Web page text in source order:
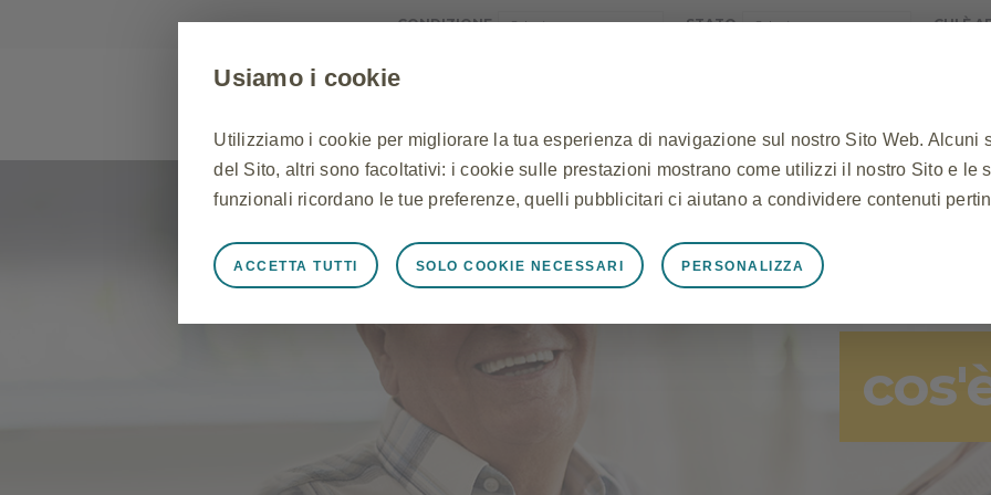
CONDIZIONE STATO CHI È
ASMA EGPA
Usiamo i cookie
Utilizziamo i cookie per migliorare la tua esperienza di navigazione sul nostro Sito Web. Alcuni
del Sito, altri sono facoltativi: i cookie sulle prestazioni mostrano come utilizzi il nostro Sito e le
funzionali ricordano le tue preferenze, quelli pubblicitari ci aiutano a condividere contenuti
Sempre attivi Cookie strettamente necessari
Cookie necessari affinché il Sito funzioni correttamente, ad esempio per memorizzare i dati
Sito, per gestire le preferenze sui cookie e tag e per proteggere la sicurezza del Sito. Inoltre,
risposta ad azioni effettuate dall'utente equivalenti ad una richiesta di servizi, come
l'accesso o la compilazione di moduli. Puoi impostare il tuo browser per bloccare o avvisarti di
Sito non funzioneranno. Questi cookie non memorizzano alcuna informazione personale
SOLO COOKIE NECESSARI PERSONALIZZA
ACCETTA TUTTI